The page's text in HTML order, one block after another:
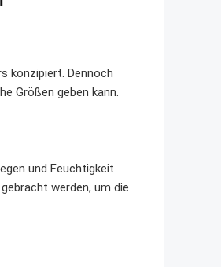
konzipiert. Dennoch
Größen geben kann.
und Feuchtigkeit
werden, um die